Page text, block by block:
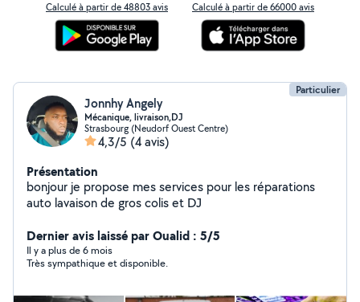
Calculé à partir de 48803 avis Calculé à partir de 66000 avis
Particulier
Jonnhy Angely
Mécanique, livraison,DJ
Strasbourg (Neudorf Ouest Centre)
4,3/5 (4 avis)
Présentation
bonjour je propose mes services pour les réparations
auto lavaison de gros colis et DJ
Dernier avis laissé par Oualid : 5/5
Il y a plus de 6 mois
Très sympathique et disponible.